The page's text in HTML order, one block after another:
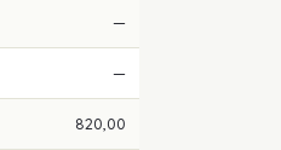
—
—
820,00